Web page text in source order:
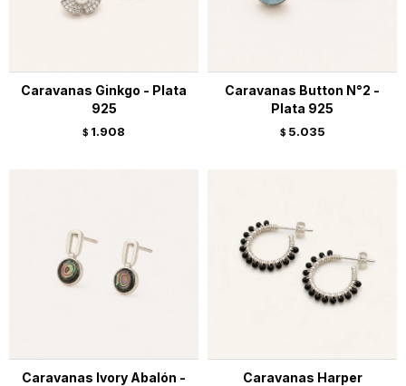
Caravanas Ginkgo - Plata
925
$ 1.908
Caravanas Button N°2 -
Plata 925
$ 5.035
Caravanas Ivory Abalón -
Caravanas Harper